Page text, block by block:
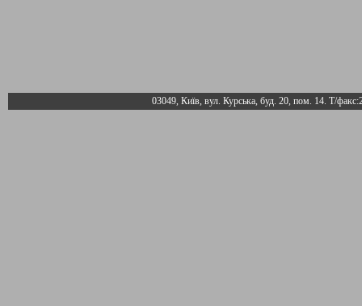
03049, Київ, вул. Курська, буд. 20, пом. 14. Т/